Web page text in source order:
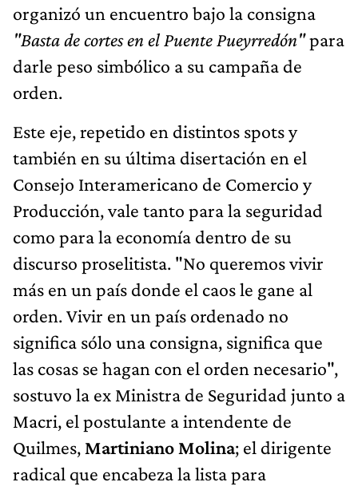
organizó un encuentro bajo la consigna
"Basta de cortes en el Puente Pueyrredón"para
darle peso simbólico a su campaña de
orden.
Este eje, repetido en distintos spots y
también en su última disertación en el
Consejo Interamericano de Comercio y
Producción, vale tanto para la seguridad
como para la economía dentro de su
discurso proselitista. "No queremos vivir
más en un país donde el caos le gane al
orden. Vivir en un país ordenado no
significa sólo una consigna, significa que
las cosas se hagan con el orden necesario",
sostuvo la ex Ministra de Seguridad junto a
Macri, el postulante a intendente de
Quilmes, Martiniano Molina; el dirigente
radical que encabeza la lista para